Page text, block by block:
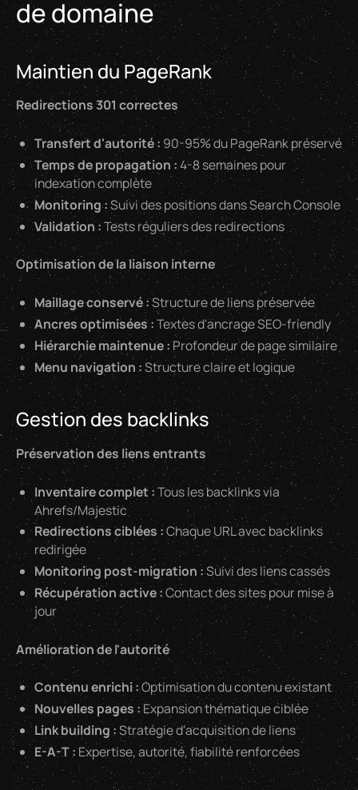
de domaine
Maintien du PageRank
Redirections 301 correctes
Transfert d'autorité : 90-95% du PageRank préservé
Temps de propagation :4-8 semaines pour
indexation complète
Monitoring :Suivi des positions dans Search Console
Validation :Tests réguliers des redirections
Optimisation de la liaison interne
Maillage conservé :Structure de liens préservée
Ancres optimisées :Textes d'ancrage SEO-friendly
Hiérarchie maintenue :Profondeur de page similaire
Menu navigation :Structure claire et logique
Gestion des backlinks
Préservation des liens entrants
Inventaire complet :Tous les backlinks via
Ahrefs/Majestic
Redirections ciblées :Chaque URL avec backlinks
redirigée
Monitoring post-migration :Suivi des liens cassés
Récupération active :Contact des sites pour mise à
jour
Amélioration de l'autorité
Contenu enrichi :Optimisation du contenu existant
Nouvelles pages :Expansion thématique ciblée
Link building :Stratégie d'acquisition de liens
E-A-T :Expertise, autorité, fiabilité renforcées